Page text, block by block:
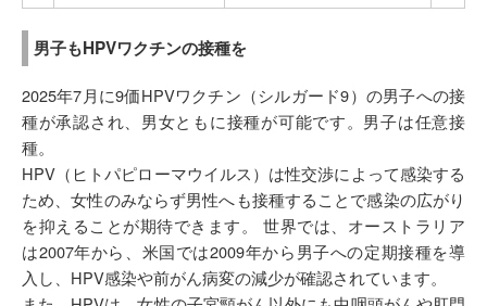
男子もHPVワクチンの接種を
2025年7月に9価HPVワクチン（シルガード9）の男子への接
種が承認され、男女ともに接種が可能です。男子は任意接
種。
HPV（ヒトパピローマウイルス）は性交渉によって感染する
ため、女性のみならず男性へも接種することで感染の広がり
を抑えることが期待できます。 世界では、オーストラリア
は2007年から、米国では2009年から男子への定期接種を導
入し、HPV感染や前がん病変の減少が確認されています。